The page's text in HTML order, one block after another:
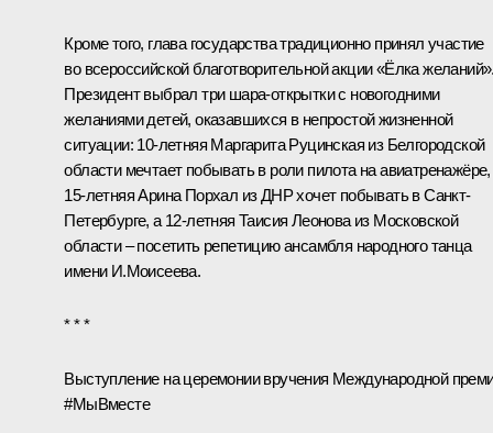
Кроме того, глава государства традиционно принял участие
во всероссийской благотворительной акции «Ёлка
Президент выбрал три шара-открытки с новогодними
желаниями детей, оказавшихся в непростой жизненной
ситуации: 10-летняя Маргарита Руцинская из Белгородской
области мечтает побывать в роли пилота на авиатренажёре,
15-летняя Арина Порхал из ДНР хочет побывать в Санкт-
Петербурге, а 12-летняя Таисия Леонова из Московской
области – посетить репетицию ансамбля народного танца
имени И.Моисеева.
* * *
Выступление на церемонии вручения Международной
#МыВместе